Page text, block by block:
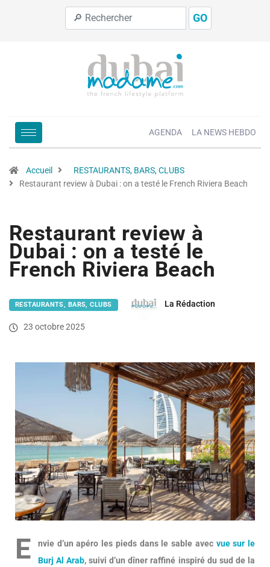
GO
AGENDA LA NEWS HEBDO
Accueil
RESTAURANTS, BARS, CLUBS
Restaurant review à Dubai : on a testé le French Riviera Beach
Restaurant review à
Dubai : on a testé le
French Riviera Beach
RESTAURANTS, BARS, CLUBS La Rédaction
23 octobre 2025
E nvie d’un apéro les pieds dans le sable avec vue sur le
Burj Al Arab, suivi d’un dîner raffiné inspiré du sud de la